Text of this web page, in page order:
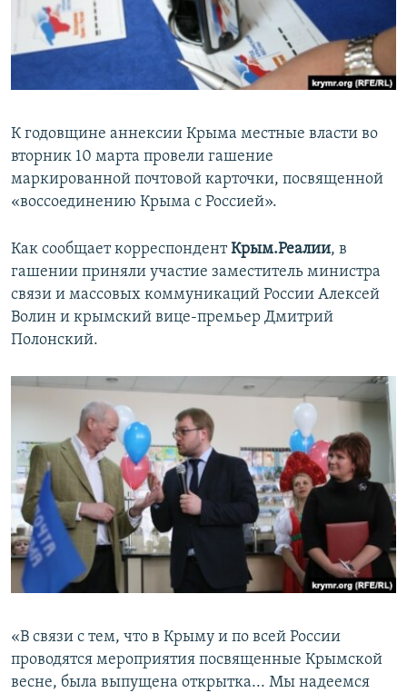
ПОБЕДИТЕЛЕЙ НЕ СУДЯТ?
КРЫМ.НЕПОКОРЕННЫЙ
ПРИСОЕДИНЯЙТЕСЬ!
Все сайты RFE/RL
К годовщине аннексии Крыма местные власти во
вторник 10 марта провели гашение
маркированной почтовой карточки, посвященной
«воссоединению Крыма с Россией».
Как сообщает корреспондентКрым.Реалии, в
гашении приняли участие заместитель министра
связи и массовых коммуникаций России Алексей
Волин и крымский вице-премьер Дмитрий
Полонский.
«В связи с тем, что в Крыму и по всей России
проводятся мероприятия посвященные Крымской
весне, была выпущена открытка... Мы надеемся